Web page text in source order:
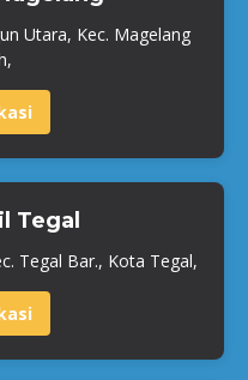
Utara, Kec. Magelang
Tegal
Tegal Bar., Kota Tegal,